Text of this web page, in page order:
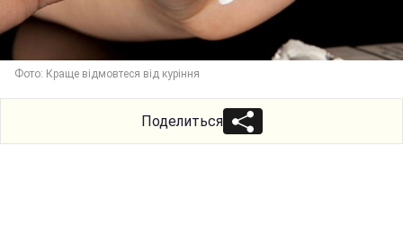
Фото: Краще відмовтеся від куріння
Поделиться